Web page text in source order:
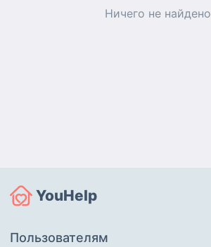
Ничего не найдено
YouHelp
Пользователям